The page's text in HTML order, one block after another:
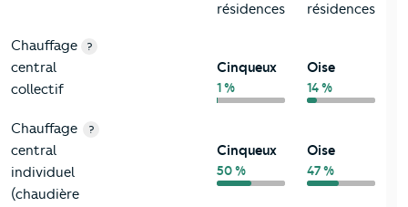
résidences
résidences
Chauffage
central
collectif
?
Cinqueux
1 %
Oise
14 %
Chauffage
central
individuel
(chaudière
?
Cinqueux
50 %
Oise
47 %